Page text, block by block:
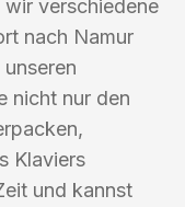
wir verschiedene
nach Namur
nicht nur den
Klaviers
und kannst